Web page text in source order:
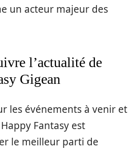
un acteur majeur des
l’actualité de
Gigean
les événements à venir et
Fantasy est
le meilleur parti de